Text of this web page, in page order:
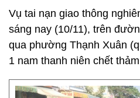
Vụ tai nạn giao thông
sáng nay (10/11), trên
qua phường Thạnh Xuân
1 nam thanh niên chết